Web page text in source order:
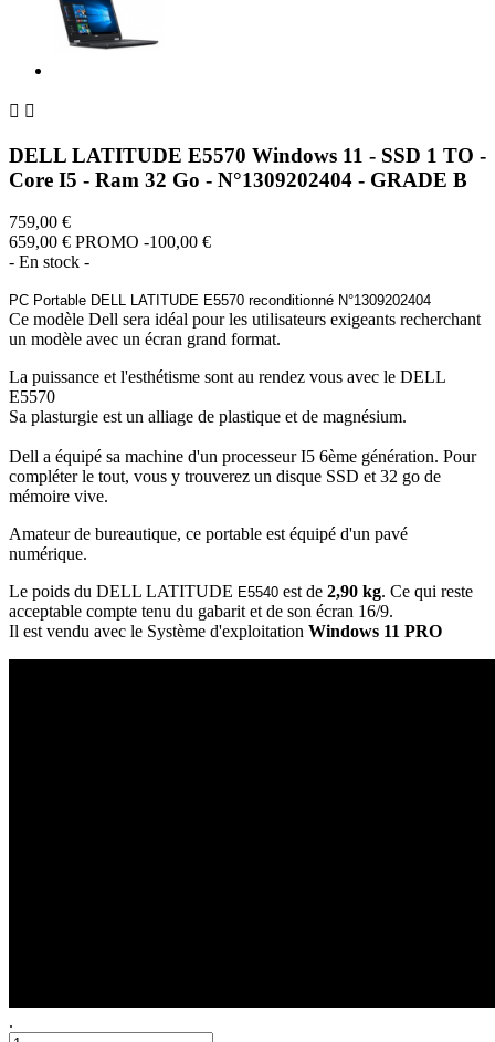
 
DELL LATITUDE E5570 Windows 11 - SSD 1 TO -
Core I5 - Ram 32 Go - N°1309202404 - GRADE B
759,00 €
659,00 € PROMO -100,00 €
- En stock -
PC Portable DELL LATITUDE E5570 reconditionné N°1309202404
Ce modèle Dell sera idéal pour les utilisateurs exigeants recherchant
un modèle avec un écran grand format.
La puissance et l'esthétisme sont au rendez vous avec le DELL
E5570
Sa plasturgie est un alliage de plastique et de magnésium.
Dell a équipé sa machine d'un processeur I5 6ème génération. Pour
compléter le tout, vous y trouverez un disque SSD et 32 go de
mémoire vive.
Amateur de bureautique, ce portable est équipé d'un pavé
numérique.
Le poids du DELL LATITUDE E5540 est de 2,90 kg. Ce qui reste
acceptable compte tenu du gabarit et de son écran 16/9.
Il est vendu avec le Système d'exploitation Windows 11 PRO
.